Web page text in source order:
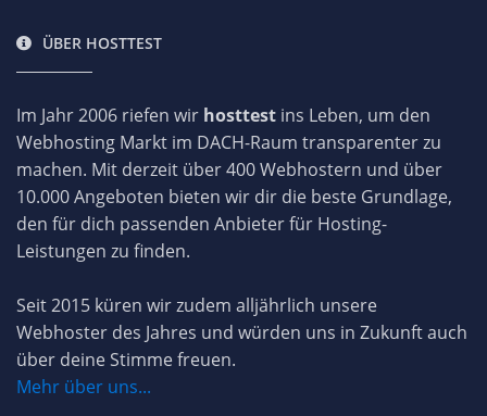
ÜBER HOSTTEST
Im Jahr 2006 riefen wir hosttest ins Leben, um den
Webhosting Markt im DACH-Raum transparenter zu
machen. Mit derzeit über 400 Webhostern und über
10.000 Angeboten bieten wir dir die beste Grundlage,
den für dich passenden Anbieter für Hosting-
Leistungen zu finden.
Seit 2015 küren wir zudem alljährlich unsere
Webhoster des Jahres und würden uns in Zukunft auch
über deine Stimme freuen.
Mehr über uns...